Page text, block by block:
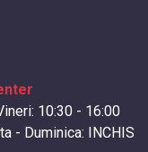
10:30 - 16:00
- Duminica: INCHIS